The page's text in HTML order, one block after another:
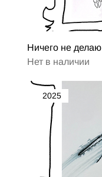
Ничего не делаю
Нет в наличии
2025